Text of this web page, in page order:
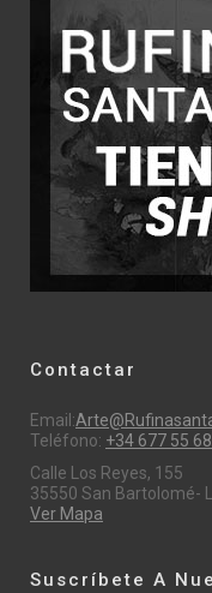
Contactar
Email:
Teléfono: +34 677 55
Calle Los Reyes, 155
35550 San Bartolomé-
Ver Mapa
Suscríbete A